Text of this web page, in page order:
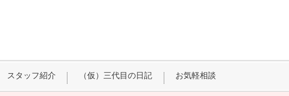
スタッフ紹介 （仮）三代目の日記 お気軽相談